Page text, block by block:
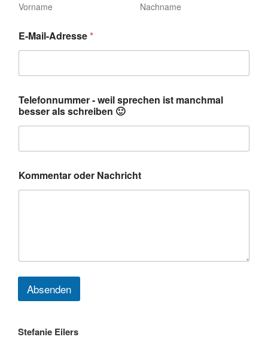
Vorname Nachname
E-Mail-Adresse*
a
n
c
m
l
a
l
Telefonnummer - weil sprechen ist manchmal
besser als schreiben 🙂
Kommentar oder Nachricht
Absenden
Stefanie Eilers